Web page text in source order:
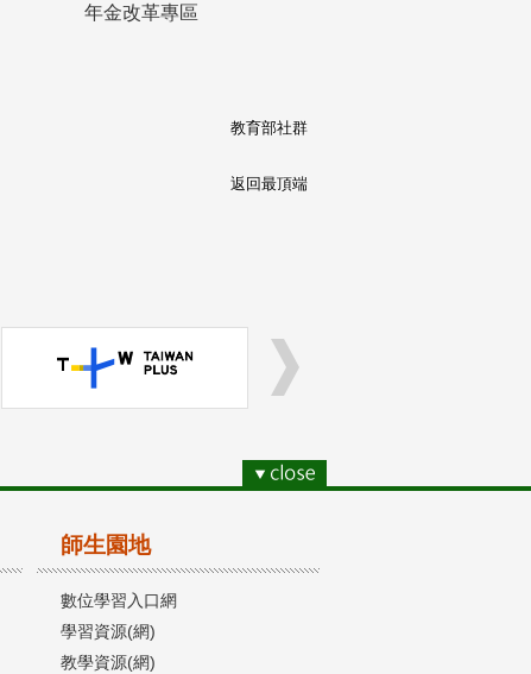
年金改革專區
教育部社群
返回最頂端
師生園地
數位學習入口網
學習資源(網)
教學資源(網)